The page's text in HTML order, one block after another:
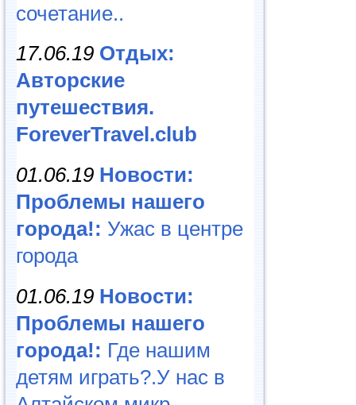
сочетание..
17.06.19 Отдых:
Авторские
путешествия.
ForeverTravel.club
01.06.19 Новости:
Проблемы нашего
города!: Ужас в центре
города
01.06.19 Новости:
Проблемы нашего
города!: Где нашим
детям играть?.У нас в